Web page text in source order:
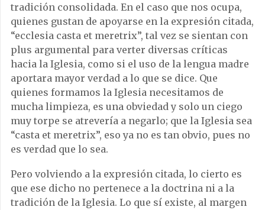
tradición consolidada. En el caso que nos ocupa,
quienes gustan de apoyarse en la expresión citada,
“ecclesia casta et meretrix”, tal vez se sientan con
plus argumental para verter diversas críticas
hacia la Iglesia, como si el uso de la lengua madre
aportara mayor verdad a lo que se dice. Que
quienes formamos la Iglesia necesitamos de
mucha limpieza, es una obviedad y solo un ciego
muy torpe se atrevería a negarlo; que la Iglesia sea
“casta et meretrix”, eso ya no es tan obvio, pues no
es verdad que lo sea.
Pero volviendo a la expresión citada, lo cierto es
que ese dicho no pertenece a la doctrina ni a la
tradición de la Iglesia. Lo que sí existe, al margen